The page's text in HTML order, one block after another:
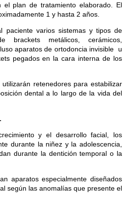
el plan de tratamiento elaborado. El
1 y hasta 2 años.
paciente varios sistemas y tipos de
brackets metálicos, cerámicos,
aparatos de ortodoncia invisible u
pegados en la cara interna de los
retenedores para estabilizar
dental a lo largo de la vida del
y el desarrollo facial, los
durante la niñez y la adolescencia,
durante la dentición temporal o la
aparatos especialmente diseñados
según las anomalías que presente el